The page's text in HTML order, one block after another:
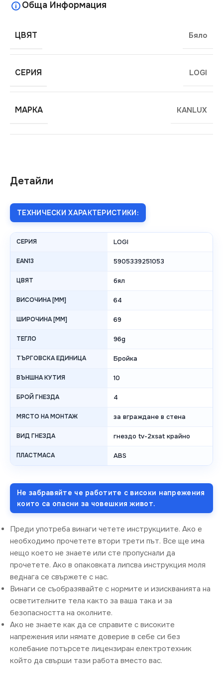
Детайли
ТЕХНИЧЕСКИ ХАРАКТЕРИСТИКИ:
СЕРИЯ LOGI
EAN13 5905339251053
ЦВЯТ бял
ВИСОЧИНА [MM] 64
ШИРОЧИНА [MM] 69
ТЕГЛО 96g
ТЪРГОВСКА ЕДИНИЦА Бройка
ВЪНШНА КУТИЯ 10
БРОЙ ГНЕЗДА 4
МЯСТО НА МОНТАЖ за вграждане в стена
ВИД ГНЕЗДА гнездо tv-2xsat крайно
ПЛАСТМАСА ABS
Не забравяйте че работите с високи напрежения
които са опасни за човешкия живот.
Преди употреба винаги четете инструкциите. Ако е
необходимо прочетете втори трети път. Все ще има
нещо което не знаете или сте пропуснали да
прочетете. Ако в опаковката липсва инструкция моля
веднага се свържете с нас.
Винаги се съобразявайте с нормите и изискванията на
осветителните тела както за ваша така и за
безопасността на околните.
Ако не знаете как да се справите с високите
напрежения или нямате доверие в себе си без
колебание потърсете лицензиран електротехник
който да свърши тази работа вместо вас.
Обща Информация
ЦВЯТ Бяло
СЕРИЯ LOGI
МАРКА KANLUX